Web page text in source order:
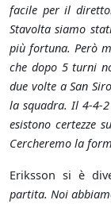
facile per il
Stavolta siamo
più fortuna. Però
che dopo 5 turni
due volte a San
la squadra. Il 4-4-
esistono certezze
Cercheremo la
Eriksson si è
partita. Noi